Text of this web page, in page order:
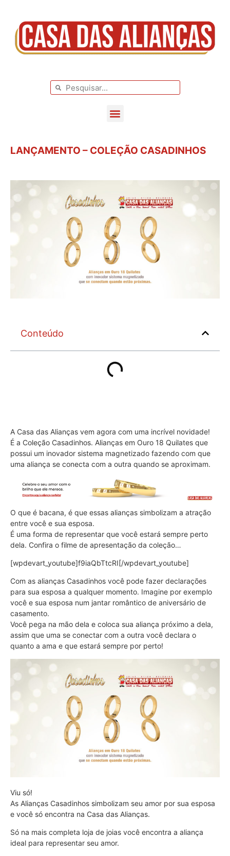
LANÇAMENTO – COLEÇÃO CASADINHOS
Conteúdo
A Casa das Alianças vem agora com uma incrível novidade!
É a Coleção Casadinhos. Alianças em Ouro 18 Quilates que
possui um inovador sistema magnetizado fazendo com que
uma aliança se conecta com a outra quando se aproximam.
O que é bacana, é que essas alianças simbolizam a atração
entre você e sua esposa.
É uma forma de representar que você estará sempre perto
dela. Confira o filme de apresentação da coleção…
[wpdevart_youtube]f9iaQbTtcRI[/wpdevart_youtube]
Com as alianças Casadinhos você pode fazer declarações
para sua esposa a qualquer momento. Imagine por exemplo
você e sua esposa num jantar romântico de aniversário de
casamento.
Você pega na mão dela e coloca sua aliança próximo a dela,
assim que uma se conectar com a outra você declara o
quanto a ama e que estará sempre por perto!
Viu só!
As Alianças Casadinhos simbolizam seu amor por sua esposa
e você só encontra na Casa das Alianças.
Só na mais completa loja de joias você encontra a aliança
ideal para representar seu amor.